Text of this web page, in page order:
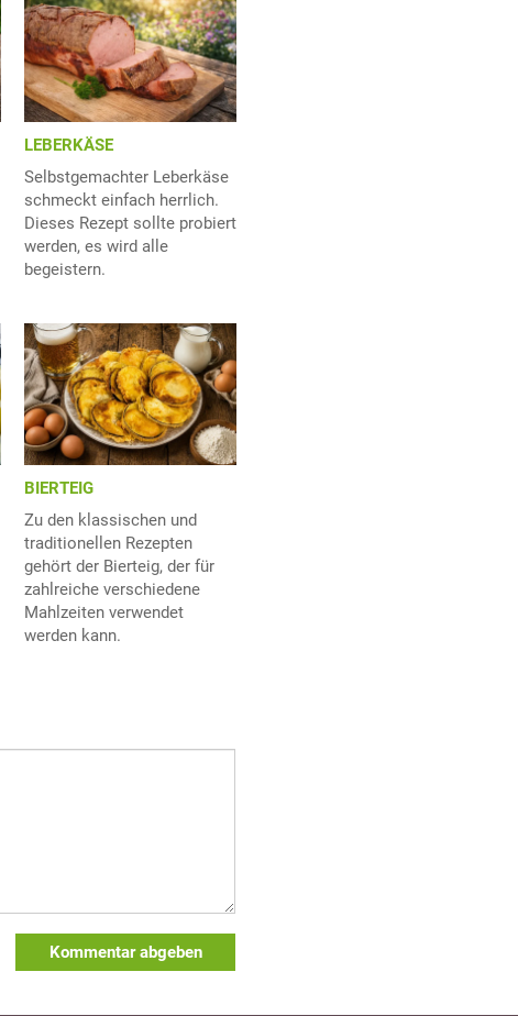
LEBERKÄSE
Selbstgemachter Leberkäse
schmeckt einfach herrlich.
Dieses Rezept sollte probiert
werden, es wird alle
begeistern.
BIERTEIG
Zu den klassischen und
traditionellen Rezepten
gehört der Bierteig, der für
zahlreiche verschiedene
Mahlzeiten verwendet
werden kann.
Kommentar abgeben